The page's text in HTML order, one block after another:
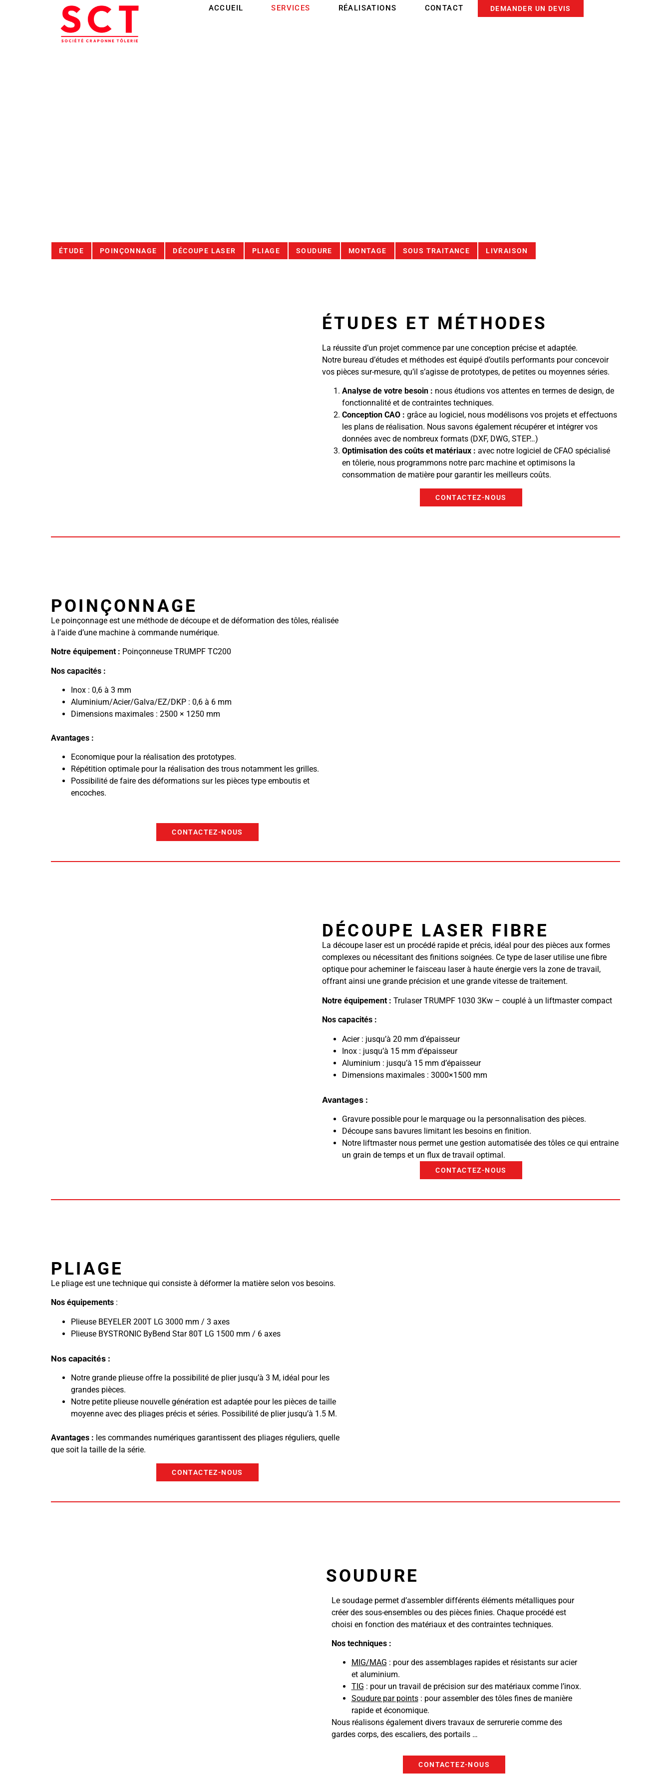
ACCUEIL SERVICES RÉALISATIONS CONTACT DEMANDER UN DEVIS
ÉTUDE POINÇONNAGE DÉCOUPE LASER PLIAGE SOUDURE MONTAGE SOUS TRAITANCE LIVRAISON
ÉTUDES ET MÉTHODES
La réussite d’un projet commence par une conception précise et adaptée.
Notre bureau d’études et méthodes est équipé d’outils performants pour concevoir
vos pièces sur-mesure, qu’il s’agisse de prototypes, de petites ou moyennes séries.
Analyse de votre besoin : nous étudions vos attentes en termes de design, de
fonctionnalité et de contraintes techniques.
Conception CAO : grâce au logiciel, nous modélisons vos projets et effectuons
les plans de réalisation. Nous savons également récupérer et intégrer vos
données avec de nombreux formats (DXF, DWG, STEP…)
Optimisation des coûts et matériaux : avec notre logiciel de CFAO spécialisé
en tôlerie, nous programmons notre parc machine et optimisons la
consommation de matière pour garantir les meilleurs coûts.
CONTACTEZ-NOUS
POINÇONNAGE
Le poinçonnage est une méthode de découpe et de déformation des tôles, réalisée
à l’aide d’une machine à commande numérique.
Notre équipement : Poinçonneuse TRUMPF TC200
Nos capacités :
Inox : 0,6 à 3 mm
Aluminium/Acier/Galva/EZ/DKP : 0,6 à 6 mm
Dimensions maximales : 2500 × 1250 mm
Avantages :
Economique pour la réalisation des prototypes.
Répétition optimale pour la réalisation des trous notamment les grilles.
Possibilité de faire des déformations sur les pièces type emboutis et
encoches.
CONTACTEZ-NOUS
DÉCOUPE LASER FIBRE
La découpe laser est un procédé rapide et précis, idéal pour des pièces aux formes
complexes ou nécessitant des finitions soignées. Ce type de laser utilise une fibre
optique pour acheminer le faisceau laser à haute énergie vers la zone de travail,
offrant ainsi une grande précision et une grande vitesse de traitement.
Notre équipement : Trulaser TRUMPF 1030 3Kw – couplé à un liftmaster compact
Nos capacités :
Acier : jusqu’à 20 mm d’épaisseur
Inox : jusqu’à 15 mm d’épaisseur
Aluminium : jusqu’à 15 mm d’épaisseur
Dimensions maximales : 3000×1500 mm
Avantages :
Gravure possible pour le marquage ou la personnalisation des pièces.
Découpe sans bavures limitant les besoins en finition.
Notre liftmaster nous permet une gestion automatisée des tôles ce qui entraine
un grain de temps et un flux de travail optimal.
CONTACTEZ-NOUS
PLIAGE
Le pliage est une technique qui consiste à déformer la matière selon vos besoins.
Nos équipements :
Plieuse BEYELER 200T LG 3000 mm / 3 axes
Plieuse BYSTRONIC ByBend Star 80T LG 1500 mm / 6 axes
Nos capacités :
Notre grande plieuse offre la possibilité de plier jusqu’à 3 M, idéal pour les
grandes pièces.
Notre petite plieuse nouvelle génération est adaptée pour les pièces de taille
moyenne avec des pliages précis et séries. Possibilité de plier jusqu’à 1.5 M.
Avantages : les commandes numériques garantissent des pliages réguliers, quelle
que soit la taille de la série.
CONTACTEZ-NOUS
SOUDURE
Le soudage permet d’assembler différents éléments métalliques pour
créer des sous-ensembles ou des pièces finies. Chaque procédé est
choisi en fonction des matériaux et des contraintes techniques.
Nos techniques :
MIG/MAG : pour des assemblages rapides et résistants sur acier
et aluminium.
TIG : pour un travail de précision sur des matériaux comme l’inox.
Soudure par points: pour assembler des tôles fines de manière
rapide et économique.
Nous réalisons également divers travaux de serrurerie comme des
gardes corps, des escaliers, des portails …
CONTACTEZ-NOUS